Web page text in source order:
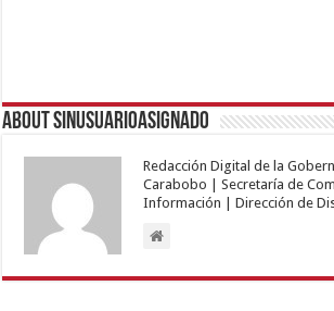
About sinusuarioasignado
Redacción Digital de la
Carabobo | Secretaría de
Información | Dirección de